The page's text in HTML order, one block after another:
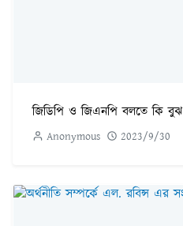
জিডিপি ও জিএনপি বলতে কি বুঝ
Anonymous 2023/9/30